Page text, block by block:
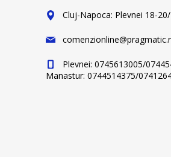
Cluj-Napoca: Plevnei 18-
Plevnei: 0745613005/
Manastur: 0744514375/